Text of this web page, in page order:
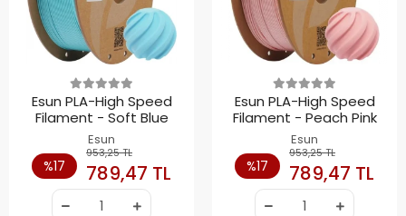
Esun PLA-High Speed
Filament - Soft Blue
Esun
%17
953,25 TL
789,47 TL
Esun PLA-High Speed
Filament - Peach Pink
Esun
%17
953,25 TL
789,47 TL